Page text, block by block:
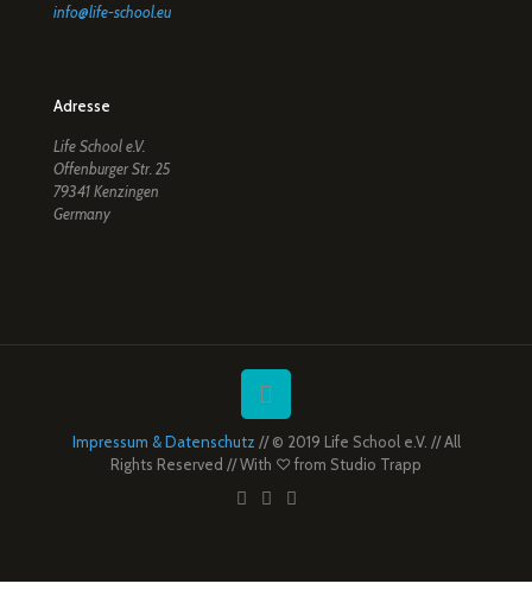
info@life-school.eu
Adresse
Life School e.V.
Offenburger Str. 25
79341 Kenzingen
Germany
Impressum & Datenschutz // © 2019 Life School e.V. // All
Rights Reserved // With ♡ from Studio Trapp